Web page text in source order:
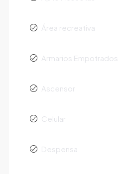
Área recreativa
Armarios Empotrados
Ascensor
Celular
Despensa